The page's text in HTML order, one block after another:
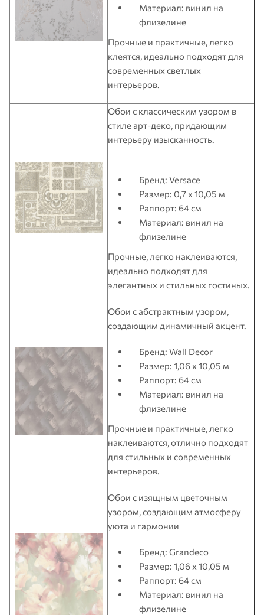
Материал: винил на
флизелине
Прочные и практичные, легко
клеятся, идеально подходят для
современных светлых
интерьеров.
Обои с классическим узором в
стиле арт-деко, придающим
интерьеру изысканность.
Бренд: Versace
Размер: 0,7 x 10,05 м
Раппорт: 64 см
Материал: винил на
флизелине
Прочные, легко наклеиваются,
идеально подходят для
элегантных и стильных гостиных.
Обои с абстрактным узором,
создающим динамичный акцент.
Бренд: Wall Decor
Размер: 1,06 x 10,05 м
Раппорт: 64 см
Материал: винил на
флизелине
Прочные и практичные, легко
наклеиваются, отлично подходят
для стильных и современных
интерьеров.
Обои с изящным цветочным
узором, создающим атмосферу
уюта и гармонии
Бренд: Grandeco
Размер: 1,06 x 10,05 м
Раппорт: 64 см
Материал: винил на
флизелине